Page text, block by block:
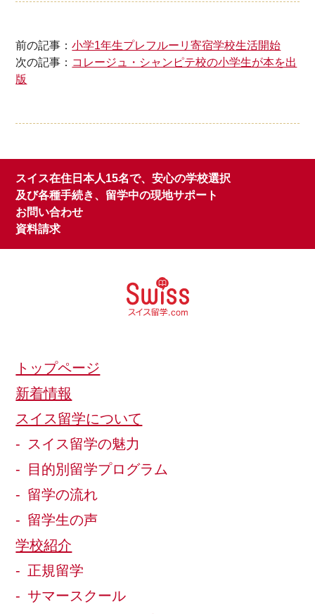
前の記事：小学1年生プレフルーリ寄宿学校生活開始
次の記事： コレージュ・シャンピテ校の小学生が本を出
版
スイス在住日本人15名で、安心の学校選択
及び各種手続き、留学中の現地サポート
お問い合わせ
資料請求
トップページ
新着情報
スイス留学について
スイス留学の魅力
目的別留学プログラム
留学の流れ
留学生の声
学校紹介
正規留学
サマースクール